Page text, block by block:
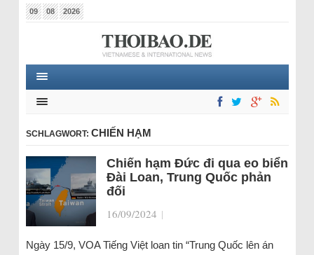
09 08 2026
SCHLAGWORT: CHIẾN HẠM
Chiến hạm Đức đi qua eo biển
Đài Loan, Trung Quốc phản
đối
16/09/2024 |
Ngày 15/9, VOA Tiếng Việt loan tin “Trung Quốc lên án